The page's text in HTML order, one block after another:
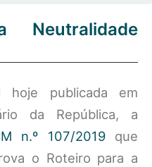
hoje publicada em
da República, a
n.º 107/2019que
o Roteiro para a